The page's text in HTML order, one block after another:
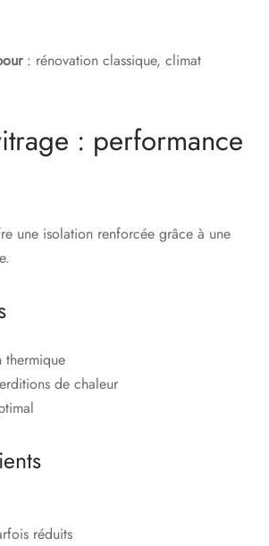
: rénovation classique, climat
: performance
une isolation renforcée grâce à une
thermique
de chaleur
réduits